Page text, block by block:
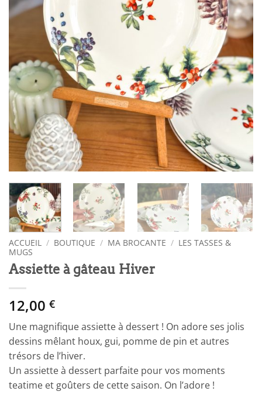
ACCUEIL / BOUTIQUE / MA BROCANTE / LES TASSES &
MUGS
Assiette à gâteau Hiver
12,00 €
Une magnifique assiette à dessert ! On adore ses jolis
dessins mêlant houx, gui, pomme de pin et autres
trésors de l’hiver.
Un assiette à dessert parfaite pour vos moments
teatime et goûters de cette saison. On l’adore !